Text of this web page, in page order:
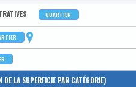
QUARTIER
- Province - Bassin EFE - Zone de
- Province - Bassin EFE - Zone de
(hab./km²)
- Province - Bassin EFE - Zone de
LA SUPERFICIE PAR CATÉGORIE)